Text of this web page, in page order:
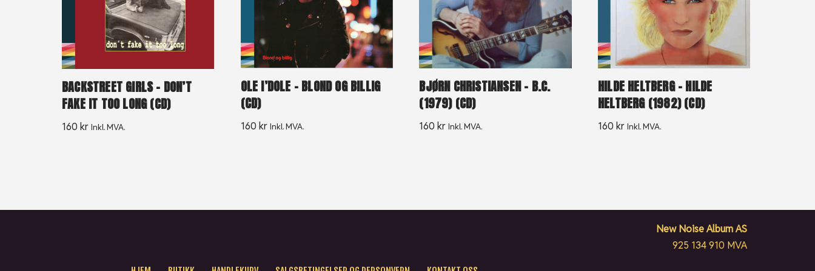
BACKSTREET GIRLS – DON’T
FAKE IT TOO LONG (CD)
160 kr Inkl. MVA.
OLE I’DOLE – BLOND OG BILLIG
(CD)
160 kr Inkl. MVA.
BJØRN CHRISTIANSEN – B.C.
(1979) (CD)
160 kr Inkl. MVA.
HILDE HELTBERG – HILDE
HELTBERG (1982) (CD)
160 kr Inkl. MVA.
New Noise Album AS
925 134 910 MVA